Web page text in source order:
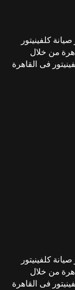
كلفينيتور
من خلال
فى القاهرة
كلفينيتور
من خلال
فى القاهرة